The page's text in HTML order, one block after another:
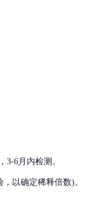
6月内检测。
以确定稀释倍数)。